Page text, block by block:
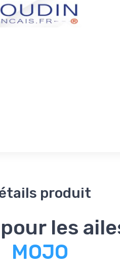
produit
les
MOJO